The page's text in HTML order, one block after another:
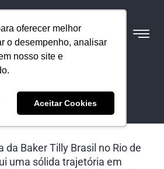
oferecer melhor
o desempenho, analisar
nosso site e
Aceitar Cookies
da Baker Tilly Brasil no Rio de
uma sólida trajetória em